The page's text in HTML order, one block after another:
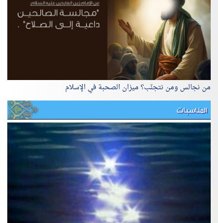
من نجالس ومن نتجنّب؟ ميزان الصحبة في الإسلام
المناسبات